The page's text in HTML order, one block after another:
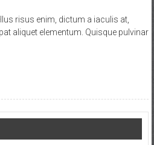
risus enim, dictum a iaculis at,
aliquet elementum. Quisque pulvinar